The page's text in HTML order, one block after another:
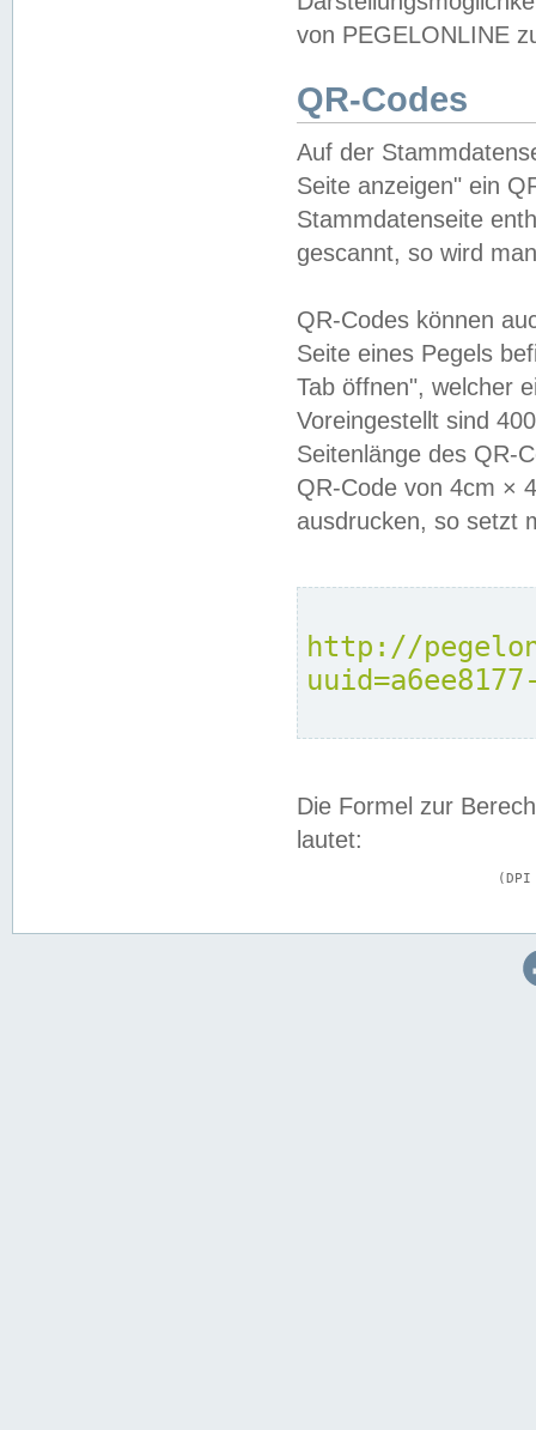
von PEGELONLINE
QR-Codes
Auf der
Seite anzeigen" ein
Stammdatenseite
gescannt, so wird
QR-Codes können
Seite eines Pegels
Tab öffnen", welcher
Voreingestellt sind
Seitenlänge des QR-
QR-Code von 4cm ×
ausdrucken, so setzt
http://
Die Formel zur
lautet: